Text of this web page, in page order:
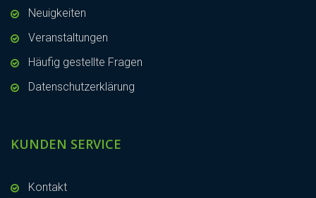
Neuigkeiten
Veranstaltungen
Häufig gestellte Fragen
Datenschutzerklärung
KUNDEN SERVICE
Kontakt